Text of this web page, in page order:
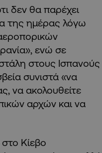
δεν θα παρέχει
της ημέρας λόγω
ενώ σε
στους Ισπανούς
συνιστά «να
να ακολουθείτε
αρχών και να
στο Κίεβο